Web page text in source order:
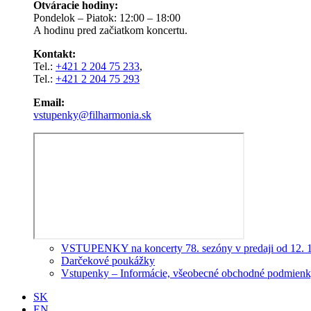
Otváracie hodiny:
Pondelok – Piatok: 12:00 – 18:00
A hodinu pred začiatkom koncertu.
Kontakt:
Tel.: +421 2 204 75 233,
Tel.: +421 2 204 75 293
Email:
vstupenky@filharmonia.sk
VSTUPENKY na koncerty 78. sezóny v predaji od 12.
Darčekové poukážky
Vstupenky – Informácie, všeobecné obchodné
SK